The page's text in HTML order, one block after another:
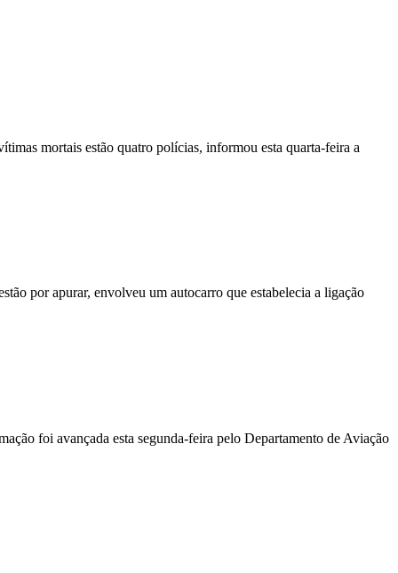
mortais estão quatro polícias, informou esta quarta-feira a
por apurar, envolveu um autocarro que estabelecia a ligação
foi avançada esta segunda-feira pelo Departamento de Aviação